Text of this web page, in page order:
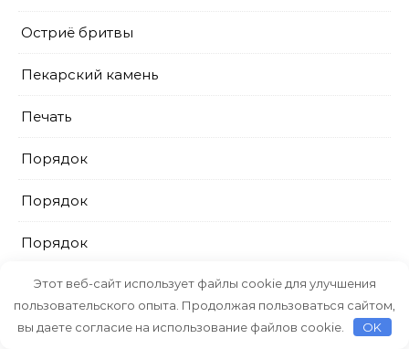
Остриё бритвы
Пекарский камень
Печать
Порядок
Порядок
Порядок
ПрестижСервис
Промтовары
Этот веб-сайт использует файлы cookie для улучшения
пользовательского опыта. Продолжая пользоваться сайтом,
вы даете согласие на использование файлов cookie.
OK